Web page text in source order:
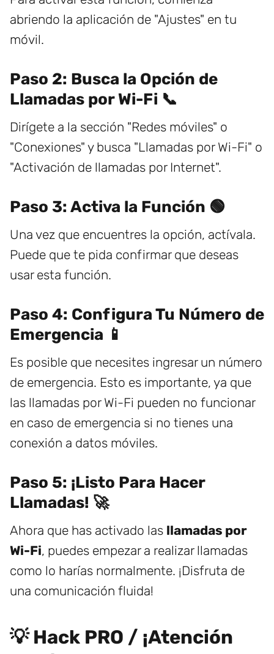
abriendo la aplicación de "Ajustes" en tu
móvil.
Paso 2: Busca la Opción de
Llamadas por Wi-Fi 📞
Dirígete a la sección "Redes móviles" o
"Conexiones" y busca "Llamadas por Wi-Fi" o
"Activación de llamadas por Internet".
Paso 3: Activa la Función 🟢
Una vez que encuentres la opción, actívala.
Puede que te pida confirmar que deseas
usar esta función.
Paso 4: Configura Tu Número de
Emergencia 📱
Es posible que necesites ingresar un número
de emergencia. Esto es importante, ya que
las llamadas por Wi-Fi pueden no funcionar
en caso de emergencia si no tienes una
conexión a datos móviles.
Paso 5: ¡Listo Para Hacer
Llamadas! 🚀
Ahora que has activado las llamadas por
Wi-Fi, puedes empezar a realizar llamadas
como lo harías normalmente. ¡Disfruta de
una comunicación fluida!
💡 Hack PRO / ¡Atención